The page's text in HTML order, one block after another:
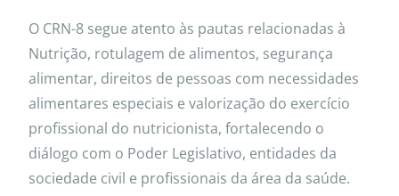
O CRN-8 segue atento às pautas relacionadas à
Nutrição, rotulagem de alimentos, segurança
alimentar, direitos de pessoas com necessidades
alimentares especiais e valorização do exercício
profissional do nutricionista, fortalecendo o
diálogo com o Poder Legislativo, entidades da
sociedade civil e profissionais da área da saúde.